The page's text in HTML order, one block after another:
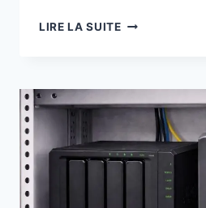
LIRE LA SUITEPROBLÈME
PLAYSTATION
5
PLAYSTATION
PORTAL